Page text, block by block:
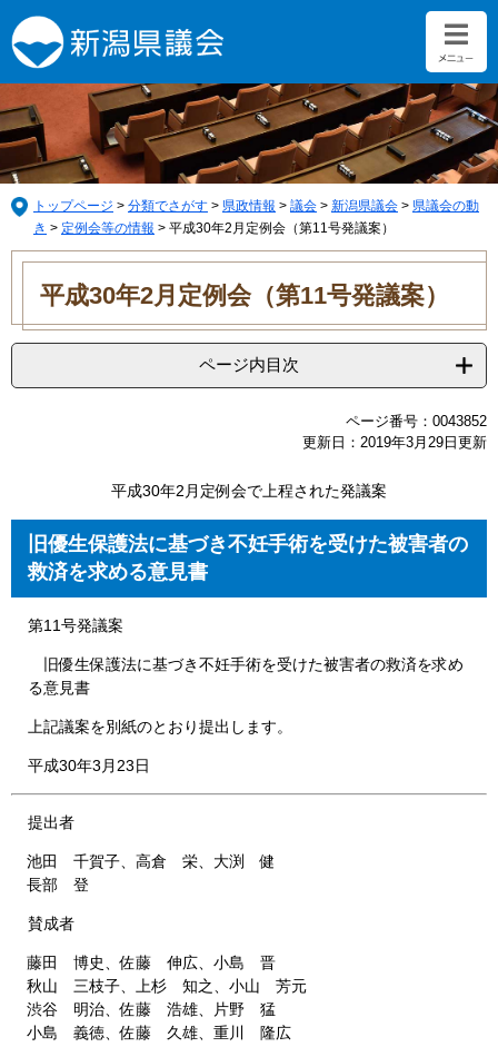
ー
ジ
の
先
頭
で
す。
ニ
ュ
ー
を
飛
ば
し
て
トップページ > 分類でさがす > 県政情報 > 議会 > 新潟県議会 > 県議会の動
き > 定例会等の情報 > 平成30年2月定例会（第11号発議案）
本
平成30年2月定例会（第11号発議案）
ページ内目次
ページ番号：0043852
更新日：2019年3月29日更新
平成30年2月定例会で上程された発議案
旧優生保護法に基づき不妊手術を受けた被害者の
救済を求める意見書
第11号発議案
旧優生保護法に基づき不妊手術を受けた被害者の救済を求め
る意見書
上記議案を別紙のとおり提出します。
平成30年3月23日
提出者
池田 千賀子、高倉 栄、大渕 健
長部 登
賛成者
藤田 博史、佐藤 伸広、小島 晋
秋山 三枝子、上杉 知之、小山 芳元
渋谷 明治、佐藤 浩雄、片野 猛
小島 義徳、佐藤 久雄、重川 隆広